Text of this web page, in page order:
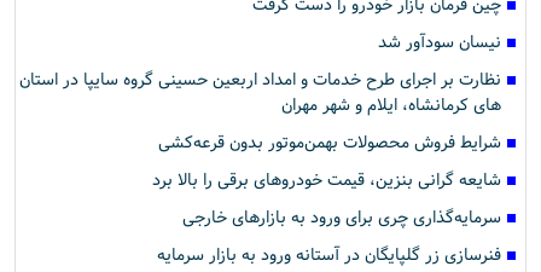
چین فرمان بازار خودرو را دست گرفت
نیسان سودآور شد
نظارت بر اجرای طرح خدمات و امداد اربعین حسینی گروه سایپا در استان
های کرمانشاه، ایلام و شهر مهران
شرایط فروش محصولات بهمن‌موتور بدون قرعه‌کشی
شایعه گرانی بنزین، قیمت خودروهای برقی را بالا برد
سرمایه‌گذاری چری برای ورود به بازارهای خارجی
فنرسازی زر گلپایگان در آستانه ورود به بازار سرمایه